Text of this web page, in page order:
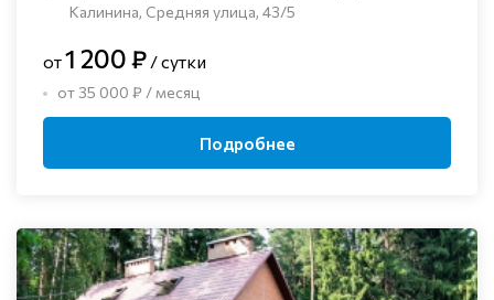
Калинина, Средняя улица, 43/5
от1 200 ₽ / сутки
от 35 000 ₽ / месяц
Подробнее